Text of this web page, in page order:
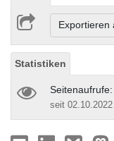
Statistiken
seit 02.10.2022